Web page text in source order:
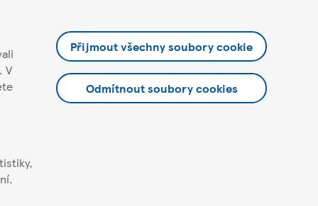
V
Přijmout všechny soubory cookie
Odmítnout soubory cookies